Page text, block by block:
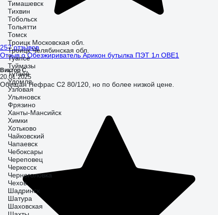
257 отзывов
Отзыв о Обезжириватель Арикон бутылка ПЭТ 1л OBE1
Виктор С.
20.01.2025
Обещан Нефрас С2 80/120, но по более низкой цене.
Тимашевск
Тихвин
Тобольск
Тольятти
Томск
Троицк Московская обл.
Троицк Челябинская обл.
Туапсе
Туймазы
Тутаев
Удомля
Узловая
Ульяновск
Фрязино
Ханты-Мансийск
Химки
Хотьково
Чайковский
Чапаевск
Чебоксары
Череповец
Черкесск
Черноголовка
Чехов
Шадринск
Шатура
Шаховская